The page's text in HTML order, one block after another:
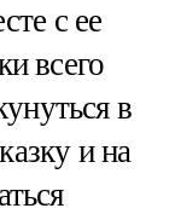
с ее
всего
в
и на